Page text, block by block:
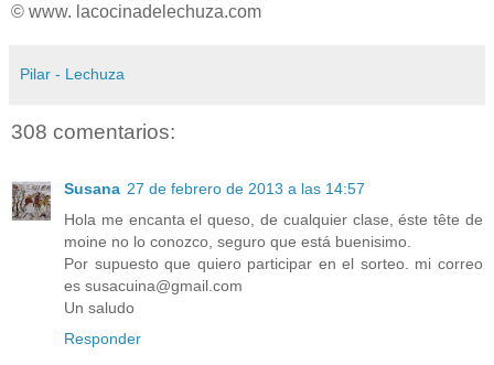
© www. lacocinadelechuza.com
Pilar - Lechuza
308 comentarios:
Susana 27 de febrero de 2013 a las 14:57
Hola me encanta el queso, de cualquier clase, éste tête de
moine no lo conozco, seguro que está buenisimo.
Por supuesto que quiero participar en el sorteo. mi correo
es susacuina@gmail.com
Un saludo
Responder